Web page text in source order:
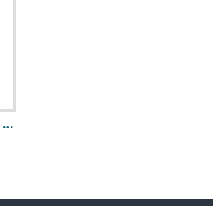
Kadus Curl Lotion N / R ilgviļņu losjons normāliem matiem 1000ml